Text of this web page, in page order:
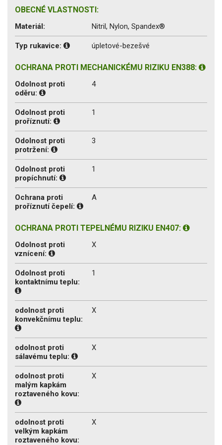
OBECNÉ VLASTNOSTI:
Materiál: Nitril, Nylon, Spandex®
Typ rukavice: úpletové-bezešvé
OCHRANA PROTI MECHANICKÉMU RIZIKU EN388:
Odolnost proti
oděru:
4
Odolnost proti
proříznutí:
1
Odolnost proti
protržení:
3
Odolnost proti
propíchnutí:
1
Ochrana proti
proříznutí čepelí:
A
OCHRANA PROTI TEPELNÉMU RIZIKU EN407:
Odolnost proti
vznícení:
X
Odolnost proti
kontaktnímu teplu:
1
odolnost proti
konvekčnímu teplu:
X
odolnost proti
sálavému teplu:
X
odolnost proti
malým kapkám
roztaveného kovu:
X
odolnost proti
velkým kapkám
roztaveného kovu:
X